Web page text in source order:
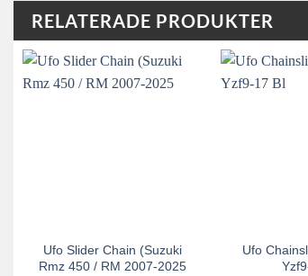
RELATERADE PRODUKTER
Ufo Slider Chain (Suzuki
Rmz 450 / RM 2007-2025
Ufo